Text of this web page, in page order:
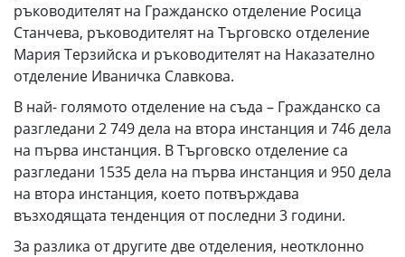
ръководителят на Гражданско отделение Росица
Станчева, ръководителят на Търговско отделение
Мария Терзийска и ръководителят на Наказателно
отделение Иваничка Славкова.
В най- голямото отделение на съда – Гражданско са
разгледани 2 749 дела на втора инстанция и 746 дела
на първа инстанция. В Търговско отделение са
разгледани 1535 дела на първа инстанция и 950 дела
на втора инстанция, което потвърждава
възходящата тенденция от последни 3 години.
За разлика от другите две отделения, неотклонно